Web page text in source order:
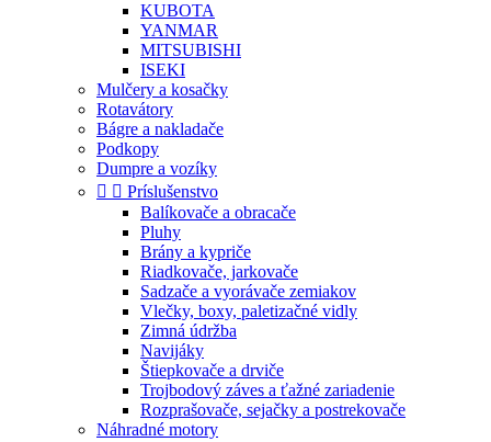
KUBOTA
YANMAR
MITSUBISHI
ISEKI
Mulčery a kosačky
Rotavátory
Bágre a nakladače
Podkopy
Dumpre a vozíky
  Príslušenstvo
Balíkovače a obracače
Pluhy
Brány a kypriče
Riadkovače, jarkovače
Sadzače a vyorávače zemiakov
Vlečky, boxy, paletizačné vidly
Zimná údržba
Navijáky
Štiepkovače a drviče
Trojbodový záves a ťažné zariadenie
Rozprašovače, sejačky a postrekovače
Náhradné motory